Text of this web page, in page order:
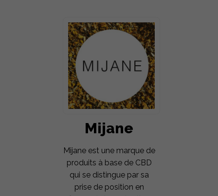
Mijane
Mijane est une marque de
produits à base de CBD
qui se distingue par sa
prise de position en